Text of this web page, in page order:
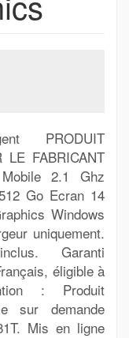
PRODUIT
LE FABRICANT
2.1 Ghz
Go Ecran 14
Windows
uniquement.
Garanti
éligible à
: Produit
sur demande
Mis en ligne